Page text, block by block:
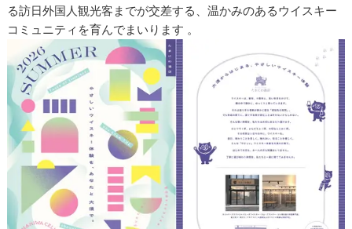
る訪日外国人観光客までが交差する、温かみのあるウイスキー
コミュニティを育んでまいります 。